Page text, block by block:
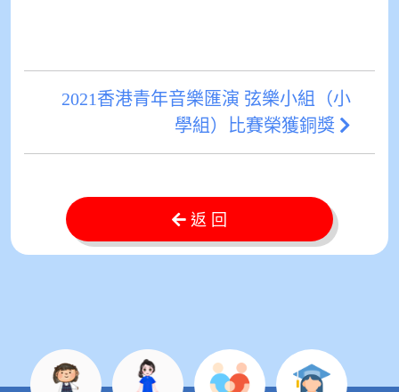
2021香港青年音樂匯演 弦樂小組（小
學組）比賽榮獲銅獎
返 回